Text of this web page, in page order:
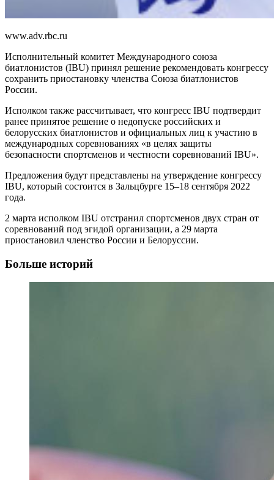
www.adv.rbc.ru
Исполнительный комитет Международного союза
биатлонистов (IBU) принял решение рекомендовать конгрессу
сохранить приостановку членства Союза биатлонистов
России.
Исполком также рассчитывает, что конгресс IBU подтвердит
ранее принятое решение о недопуске российских и
белорусских биатлонистов и официальных лиц к участию в
международных соревнованиях «в целях защиты
безопасности спортсменов и честности соревнований IBU».
Предложения будут представлены на утверждение конгрессу
IBU, который состоится в Зальцбурге 15–18 сентября 2022
года.
2 марта исполком IBU отстранил спортсменов двух стран от
соревнований под эгидой организации, а 29 марта
приостановил членство России и Белоруссии.
Больше историй